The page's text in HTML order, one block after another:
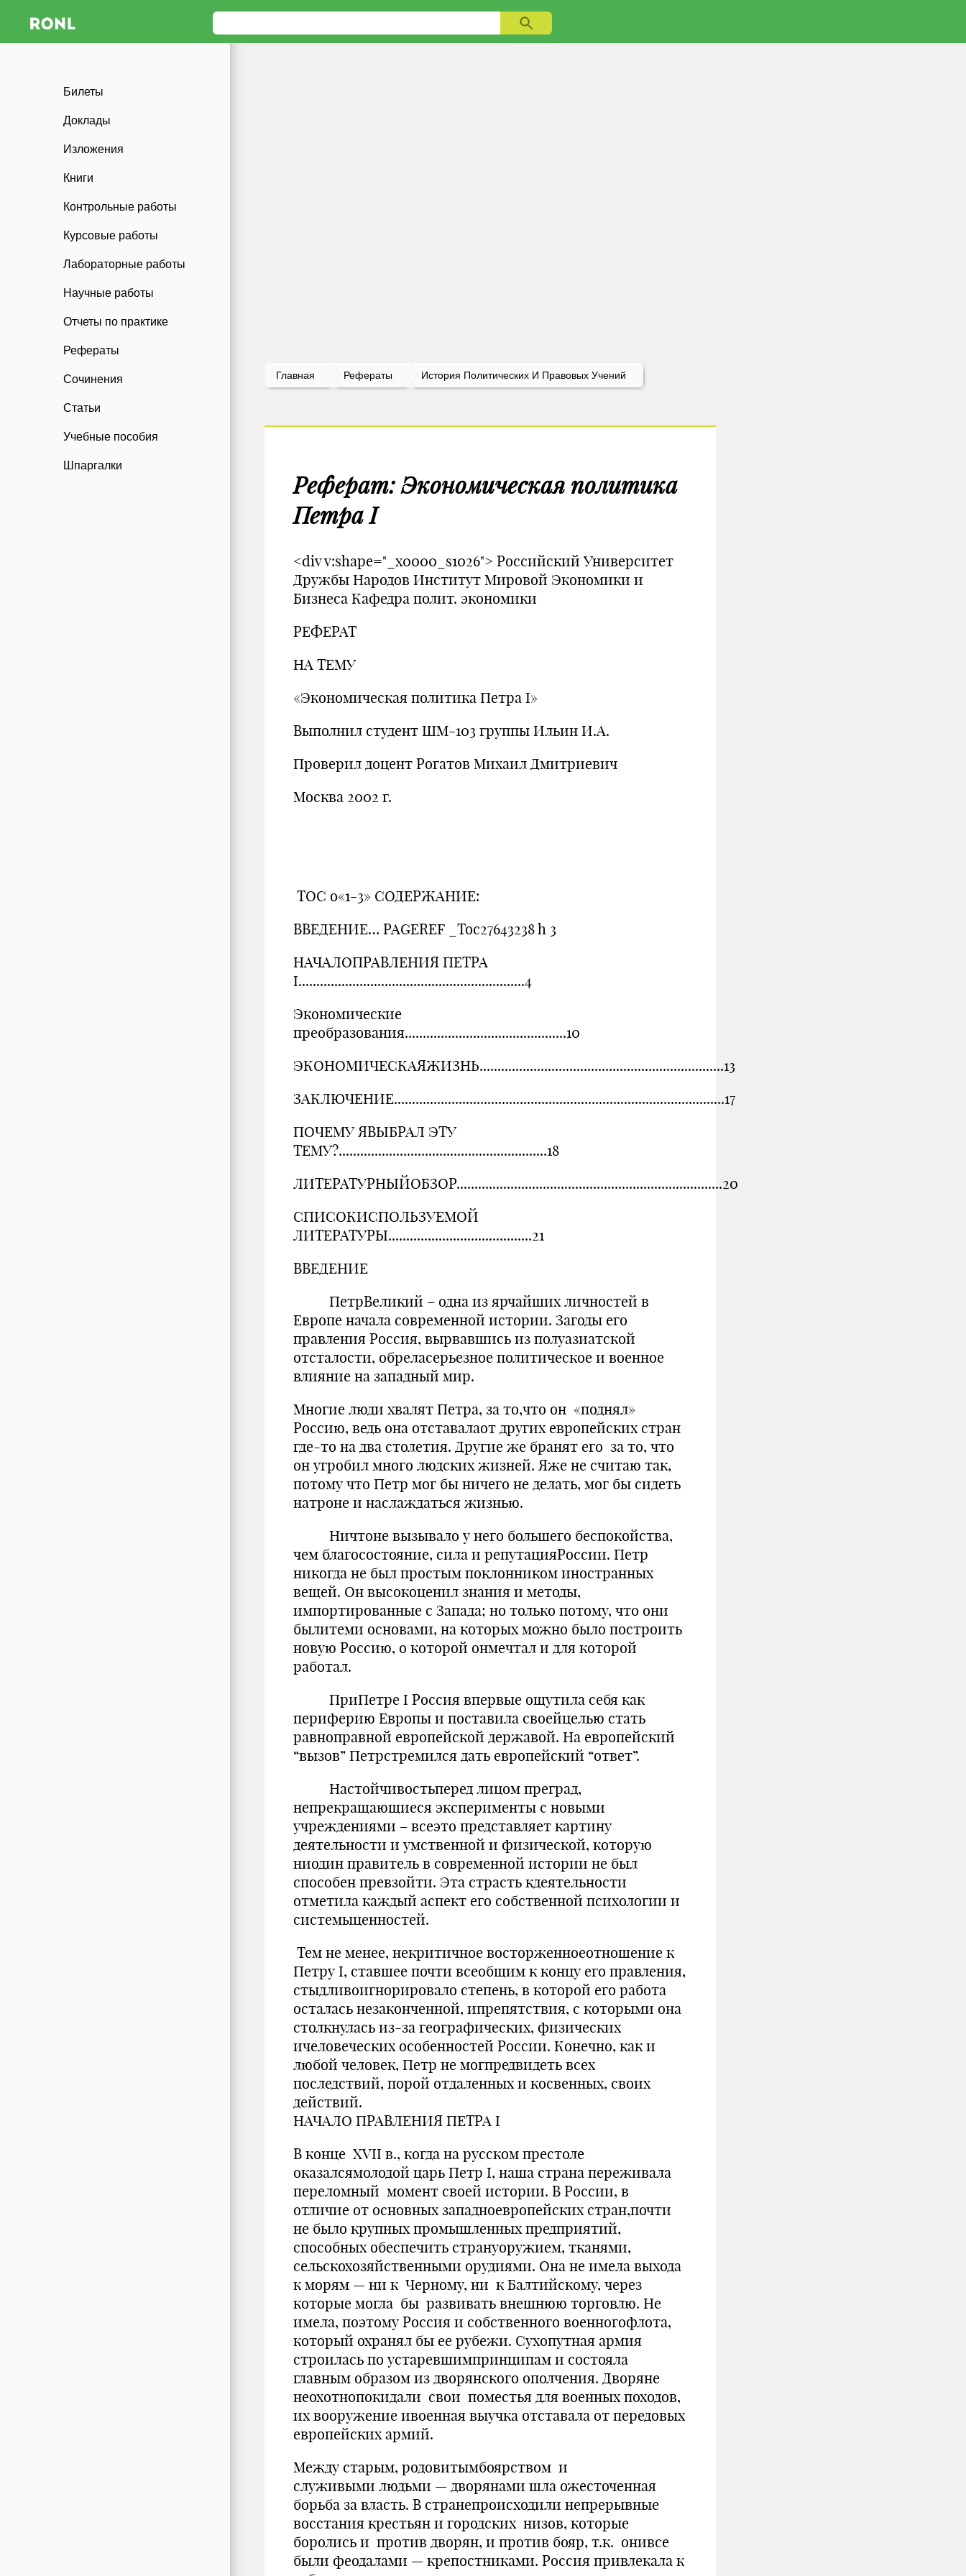
Билеты
Доклады
Изложения
Книги
Контрольные работы
Курсовые работы
Лабораторные работы
Научные работы
Отчеты по практике
Рефераты
Сочинения
Статьи
Учебные пособия
Шпаргалки
Главная Рефераты История Политических И Правовых Учений
Реферат: Экономическая политика
Петра I
<div v:shape="_x0000_s1026"> Российский Университет
Дружбы Народов Институт Мировой Экономики и
Бизнеса Кафедра полит. экономики
РЕФЕРАТ
НА ТЕМУ
«Экономическая политика Петра I»
Выполнил студент ШМ-103 группы Ильин И.А.
Проверил доцент Рогатов Михаил Дмитриевич
Москва 2002 г.
TOC o«1-3» СОДЕРЖАНИЕ:
ВВЕДЕНИЕ… PAGEREF _Toc27643238 h 3
НАЧАЛОПРАВЛЕНИЯ ПЕТРА
I...............................................................4
Экономические
преобразования.............................................10
ЭКОНОМИЧЕСКАЯЖИЗНЬ....................................................................13
ЗАКЛЮЧЕНИЕ............................................................................................17
ПОЧЕМУ ЯВЫБРАЛ ЭТУ
ТЕМУ?..........................................................18
ЛИТЕРАТУРНЫЙОБЗОР..........................................................................20
СПИСОКИСПОЛЬЗУЕМОЙ
ЛИТЕРАТУРЫ........................................21
ВВЕДЕНИЕ
ПетрВеликий – одна из ярчайших личностей в
Европе начала современной истории. Загоды его
правления Россия, вырвавшись из полуазиатской
отсталости, обреласерьезное политическое и военное
влияние на западный мир.
Многие люди хвалят Петра, за то,что он «поднял»
Россию, ведь она отставалаот других европейских стран
где-то на два столетия. Другие же бранят его за то, что
он угробил много людских жизней. Яже не считаю так,
потому что Петр мог бы ничего не делать, мог бы сидеть
натроне и наслаждаться жизнью.
Ничтоне вызывало у него большего беспокойства,
чем благосостояние, сила и репутацияРоссии. Петр
никогда не был простым поклонником иностранных
вещей. Он высокоценил знания и методы,
импортированные с Запада; но только потому, что они
былитеми основами, на которых можно было построить
новую Россию, о которой онмечтал и для которой
работал.
ПриПетре I Россия впервые ощутила себя как
периферию Европы и поставила своейцелью стать
равноправной европейской державой. На европейский
“вызов” Петрстремился дать европейский “ответ”.
Настойчивостьперед лицом преград,
непрекращающиеся эксперименты с новыми
учреждениями – всеэто представляет картину
деятельности и умственной и физической, которую
ниодин правитель в современной истории не был
способен превзойти. Эта страсть кдеятельности
отметила каждый аспект его собственной психологии и
системыценностей.
Тем не менее, некритичное восторженноеотношение к
Петру I, ставшее почти всеобщим к концу его правления,
стыдливоигнорировало степень, в которой его работа
осталась незаконченной, ипрепятствия, с которыми она
столкнулась из-за географических, физических
ичеловеческих особенностей России. Конечно, как и
любой человек, Петр не могпредвидеть всех
последствий, порой отдаленных и косвенных, своих
действий.
НАЧАЛО ПРАВЛЕНИЯ ПЕТРА I
В конце XVII в., когда на русском престоле
оказалсямолодой царь Петр I, наша страна переживала
переломный момент своей истории. В России, в
отличие от основных западноевропейских стран,почти
не было крупных промышленных предприятий,
способных обеспечить странуоружием, тканями,
сельскохозяйственными орудиями. Она не имела выхода
к морям — ни к Черному, ни к Балтийскому, через
которые могла бы развивать внешнюю торговлю. Не
имела, поэтому Россия и собственного военногофлота,
который охранял бы ее рубежи. Сухопутная армия
строилась по устаревшимпринципам и состояла
главным образом из дворянского ополчения. Дворяне
неохотнопокидали свои поместья для военных походов,
их вооружение ивоенная выучка отставала от передовых
европейских армий.
Между старым, родовитымбоярством и
служивыми людьми — дворянами шла ожесточенная
борьба за власть. В странепроисходили непрерывные
восстания крестьян и городских низов, которые
боролись и против дворян, и против бояр, т.к. онивсе
были феодалами — крепостниками. Россия привлекала к